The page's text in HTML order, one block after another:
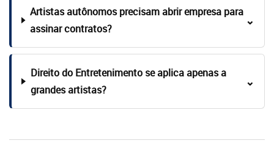
Artistas autônomos precisam abrir empresa para
assinar contratos?
⌄
Direito do Entretenimento se aplica apenas a
grandes artistas?
⌄